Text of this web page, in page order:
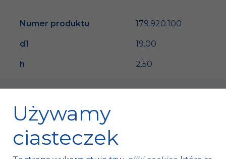
Numer produktu 179.920.100
d1 19.00
h 2.50
Używamy
ciasteczek